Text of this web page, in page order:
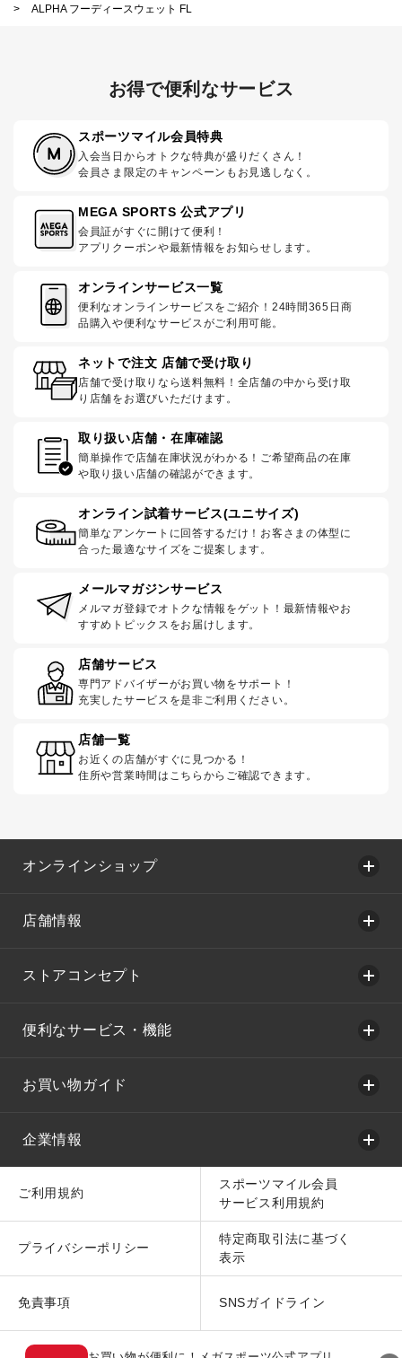
>
ALPHA フーディースウェット FL
お得で便利なサービス
スポーツマイル会員特典
入会当日からオトクな特典が盛りだくさん！
会員さま限定のキャンペーンもお見逃しなく。
MEGA SPORTS 公式アプリ
会員証がすぐに開けて便利！
アプリクーポンや最新情報をお知らせします。
オンラインサービス一覧
便利なオンラインサービスをご紹介！24時間365日商
品購入や便利なサービスがご利用可能。
ネットで注文 店舗で受け取り
店舗で受け取りなら送料無料！全店舗の中から受け取
り店舗をお選びいただけます。
取り扱い店舗・在庫確認
簡単操作で店舗在庫状況がわかる！ご希望商品の在庫
や取り扱い店舗の確認ができます。
オンライン試着サービス(ユニサイズ)
簡単なアンケートに回答するだけ！お客さまの体型に
合った最適なサイズをご提案します。
メールマガジンサービス
メルマガ登録でオトクな情報をゲット！最新情報やお
すすめトピックスをお届けします。
店舗サービス
専門アドバイザーがお買い物をサポート！
充実したサービスを是非ご利用ください。
店舗一覧
お近くの店舗がすぐに見つかる！
住所や営業時間はこちらからご確認できます。
オンラインショップ
店舗情報
ストアコンセプト
便利なサービス・機能
お買い物ガイド
企業情報
ご利用規約
スポーツマイル会員
サービス利用規約
プライバシーポリシー
特定商取引法に基づく
表示
免責事項 SNSガイドライン